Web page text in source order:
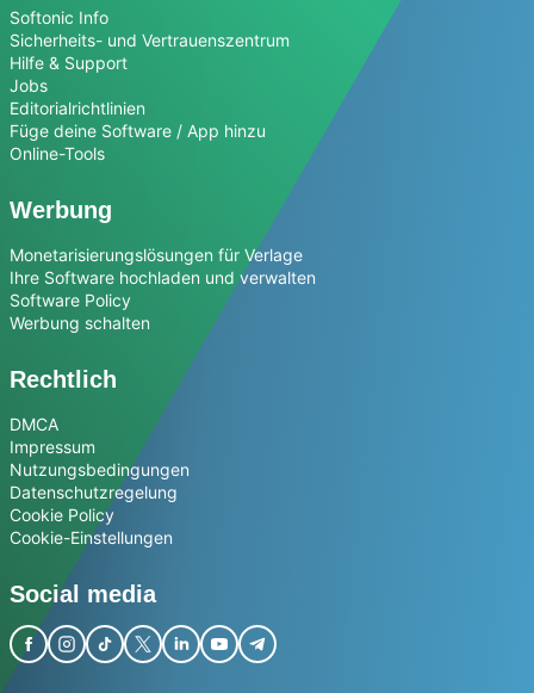
Softonic Info
Sicherheits- und Vertrauenszentrum
Hilfe & Support
Jobs
Editorialrichtlinien
Füge deine Software / App hinzu
Online-Tools
Werbung
Monetarisierungslösungen für Verlage
Ihre Software hochladen und verwalten
Software Policy
Werbung schalten
Rechtlich
DMCA
Impressum
Nutzungsbedingungen
Datenschutzregelung
Cookie Policy
Cookie-Einstellungen
Social media